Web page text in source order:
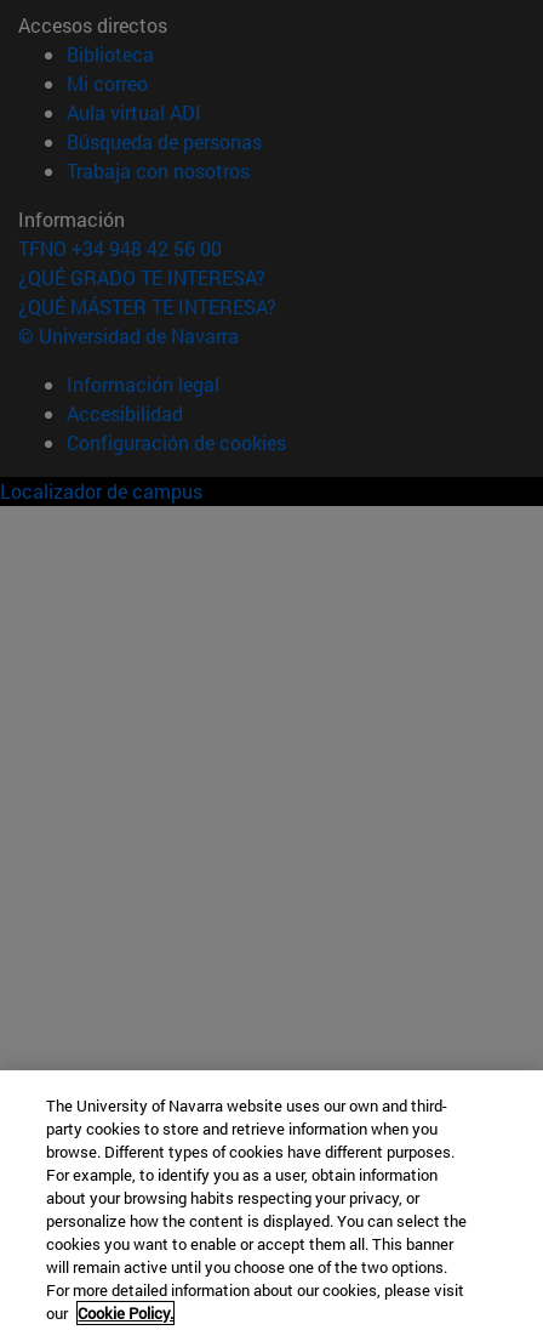
Accesos directos
Biblioteca
Mi correo(abre en nueva ventana)
Aula virtual ADI
Búsqueda de personas(abre en nueva ventana)
Trabaja con nosotros(abre en nueva ventana)
Información
TFNO +34 948 42 56 00
¿QUÉ GRADO TE INTERESA?
¿QUÉ MÁSTER TE INTERESA?
© Universidad de Navarra
Información legal
Accesibilidad
Configuración de cookies
Localizador de campus
The University of Navarra website uses our own and third-
party cookies to store and retrieve information when you
browse. Different types of cookies have different purposes.
For example, to identify you as a user, obtain information
about your browsing habits respecting your privacy, or
personalize how the content is displayed. You can select the
cookies you want to enable or accept them all. This banner
will remain active until you choose one of the two options.
For more detailed information about our cookies, please visit
our Cookie Policy.